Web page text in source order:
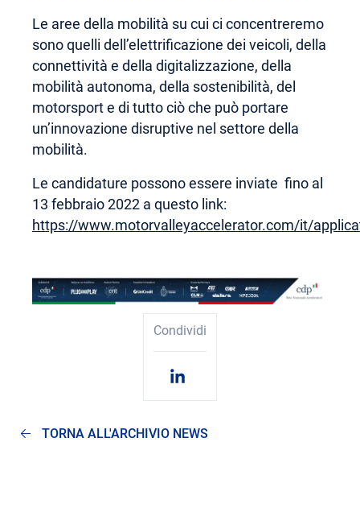
Le aree della mobilità su cui ci concentreremo
sono quelli dell’elettrificazione dei veicoli, della
connettività e della digitalizzazione, della
mobilità autonoma, della sostenibilità, del
motorsport e di tutto ciò che può portare
un’innovazione disruptive nel settore della
mobilità.
Le candidature possono essere inviate fino al
13 febbraio 2022 a questo link:
https://www.motorvalleyaccelerator.com/it/
Condividi
TORNA ALL'ARCHIVIO NEWS